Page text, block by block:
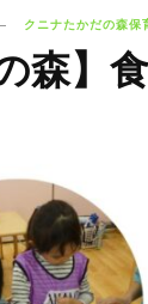
クニナたかだの森保
森】